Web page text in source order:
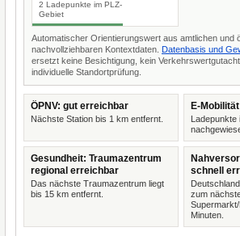
2 Ladepunkte im PLZ-
Gebiet
Automatischer Orientierungswert aus amtlichen und
nachvollziehbaren Kontextdaten. Datenbasis und
ersetzt keine Besichtigung, kein
individuelle Standortprüfung.
ÖPNV: gut erreichbar
Nächste Station bis 1 km entfernt.
E-
Ladepunkte
Gesundheit: Traumazentrum
regional erreichbar
Das nächste Traumazentrum liegt
bis 15 km entfernt.
schnell
zum
Minuten.